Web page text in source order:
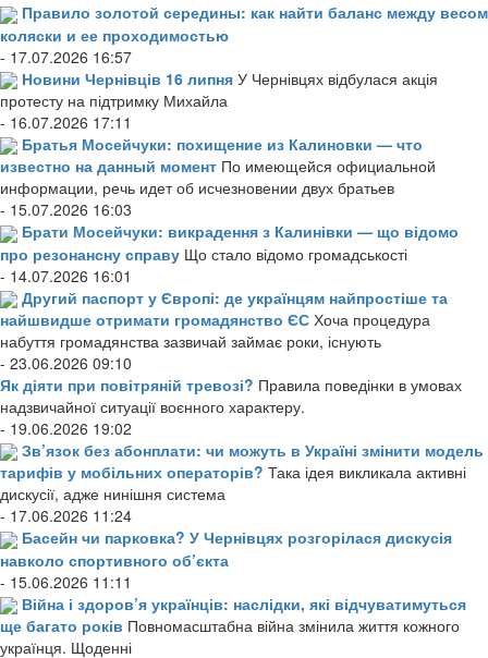
Правило золотой середины: как найти баланс между весом
коляски и ее проходимостью
- 17.07.2026 16:57
Новини Чернівців 16 липня У Чернівцях відбулася акція
протесту на підтримку Михайла
- 16.07.2026 17:11
Братья Мосейчуки: похищение из Калиновки — что
известно на данный момент По имеющейся официальной
информации, речь идет об исчезновении двух братьев
- 15.07.2026 16:03
Брати Мосейчуки: викрадення з Калинівки — що відомо
про резонансну справу Що стало відомо громадськості
- 14.07.2026 16:01
Другий паспорт у Європі: де українцям найпростіше та
найшвидше отримати громадянство ЄС Хоча процедура
набуття громадянства зазвичай займає роки, існують
- 23.06.2026 09:10
Як діяти при повітряній тревозі? Правила поведінки в умовах
надзвичайної ситуації воєнного характеру.
- 19.06.2026 19:02
Зв’язок без абонплати: чи можуть в Україні змінити модель
тарифів у мобільних операторів? Така ідея викликала активні
дискусії, адже нинішня система
- 17.06.2026 11:24
Басейн чи парковка? У Чернівцях розгорілася дискусія
навколо спортивного об’єкта
- 15.06.2026 11:11
Війна і здоров’я українців: наслідки, які відчуватимуться
ще багато років Повномасштабна війна змінила життя кожного
українця. Щоденні